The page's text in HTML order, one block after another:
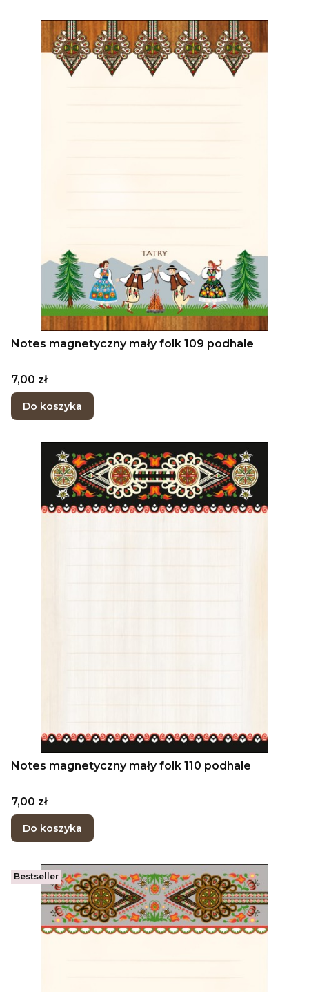
Notes magnetyczny mały folk 109 podhale
Cena
7,00 zł
Do koszyka
Notes magnetyczny mały folk 110 podhale
Cena
7,00 zł
Do koszyka
Bestseller